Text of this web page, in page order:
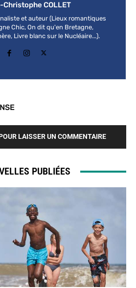
COLLET
et auteur (Lieux romantiques
Chic, On dit qu'en Bretagne,
Livre blanc sur le Nucléaire...).
LAISSER UN COMMENTAIRE
PUBLIÉES